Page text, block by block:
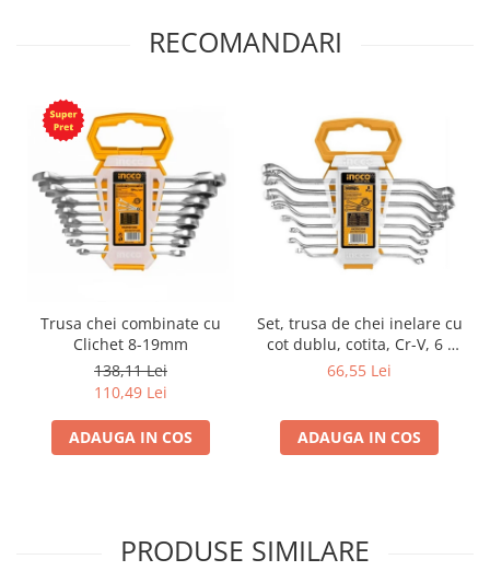
RECOMANDARI
Trusa chei combinate cu
Clichet 8-19mm
138,11 Lei
110,49 Lei
ADAUGA IN COS
Set, trusa de chei inelare cu
cot dublu, cotita, Cr-V, 6 -
22mm;
66,55 Lei
ADAUGA IN COS
PRODUSE SIMILARE